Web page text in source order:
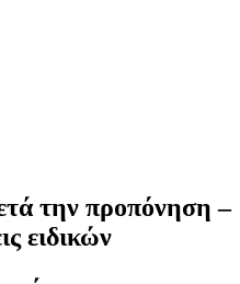
την προπόνηση –
ειδικών